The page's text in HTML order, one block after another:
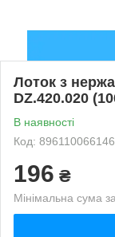
Лоток з
DZ.420.020
В наявності
Код:
196 ₴
Мінімальна сума